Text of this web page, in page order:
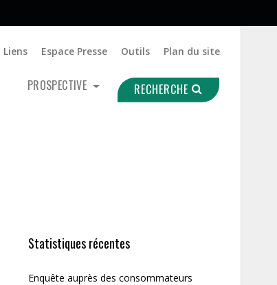
Liens Espace Presse Outils Plan du site
PROSPECTIVE RECHERCHE
Statistiques récentes
Enquête auprès des consommateurs